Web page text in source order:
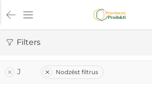
Filters
J Nodzēst filtrus